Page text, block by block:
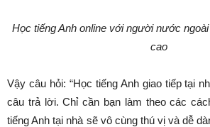
Học tiếng Anh online với người nước
cao
Vậy câu hỏi: “Học tiếng Anh giao tiếp tại
câu trả lời. Chỉ cần bạn làm theo các
tiếng Anh tại nhà sẽ vô cùng thú vị và dễ